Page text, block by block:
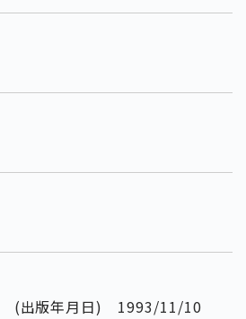
版年月日) 1993/11/10